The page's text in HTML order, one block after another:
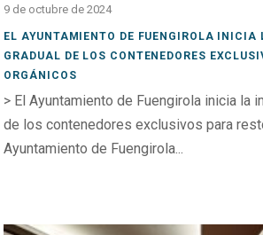
9 de octubre de 2024
EL AYUNTAMIENTO DE FUENGIROLA
GRADUAL DE LOS CONTENEDORES
ORGÁNICOS
> El Ayuntamiento de Fuengirola inicia la
de los contenedores exclusivos para
Ayuntamiento de Fuengirola...
Open post